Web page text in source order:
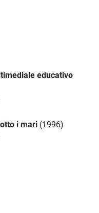
educativo
i mari (1996)